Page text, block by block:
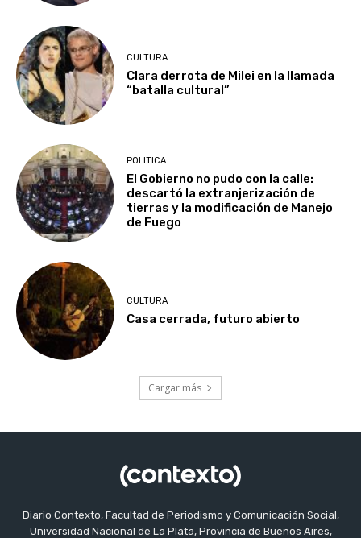
CULTURA
Clara derrota de Milei en la llamada
“batalla cultural”
POLITICA
El Gobierno no pudo con la calle:
descartó la extranjerización de
tierras y la modificación de Manejo
de Fuego
CULTURA
Casa cerrada, futuro abierto
Cargar más
Diario Contexto, Facultad de Periodismo y Comunicación Social,
Universidad Nacional de La Plata, Provincia de Buenos Aires,